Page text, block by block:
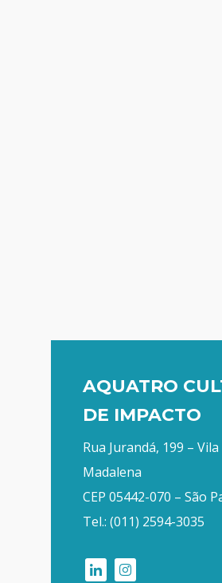
AQUATRO
DE IMPACTO
Rua Jurandá, 199 – Vila
Madalena
CEP 05442-070 – São
Tel.: (011) 2594-3035